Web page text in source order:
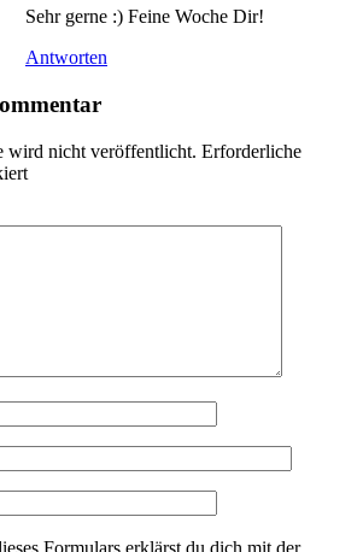
Sehr gerne :) Feine Woche Dir!
Antworten
wird nicht veröffentlicht. Erforderliche
Formulars erklärst du dich mit der